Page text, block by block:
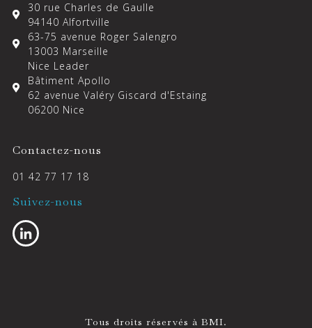
30 rue Charles de Gaulle
94140 Alfortville
63-75 avenue Roger Salengro
13003 Marseille
Nice Leader
Bâtiment Apollo
62 avenue Valéry Giscard d'Estaing
06200 Nice
Contactez-nous
01 42 77 17 18
Suivez-nous
Tous droits réservés à BMI.